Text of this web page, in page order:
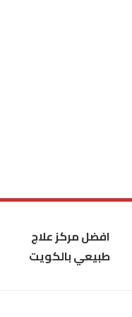
افضل مركز علاج
طبيعي بالكويت